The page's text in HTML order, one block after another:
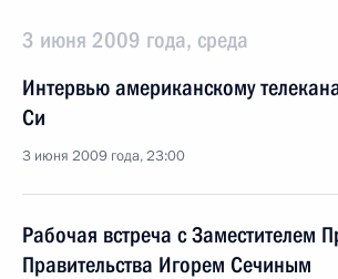
3 июня 2009 года, среда
Интервью американскому
Си
3 июня 2009 года, 23:00
Рабочая встреча с Заместителем
Правительства Игорем Сечиным